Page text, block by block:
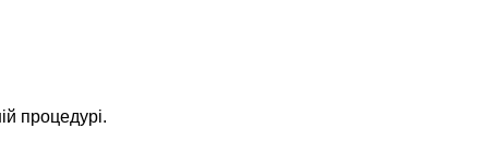
процедурі.